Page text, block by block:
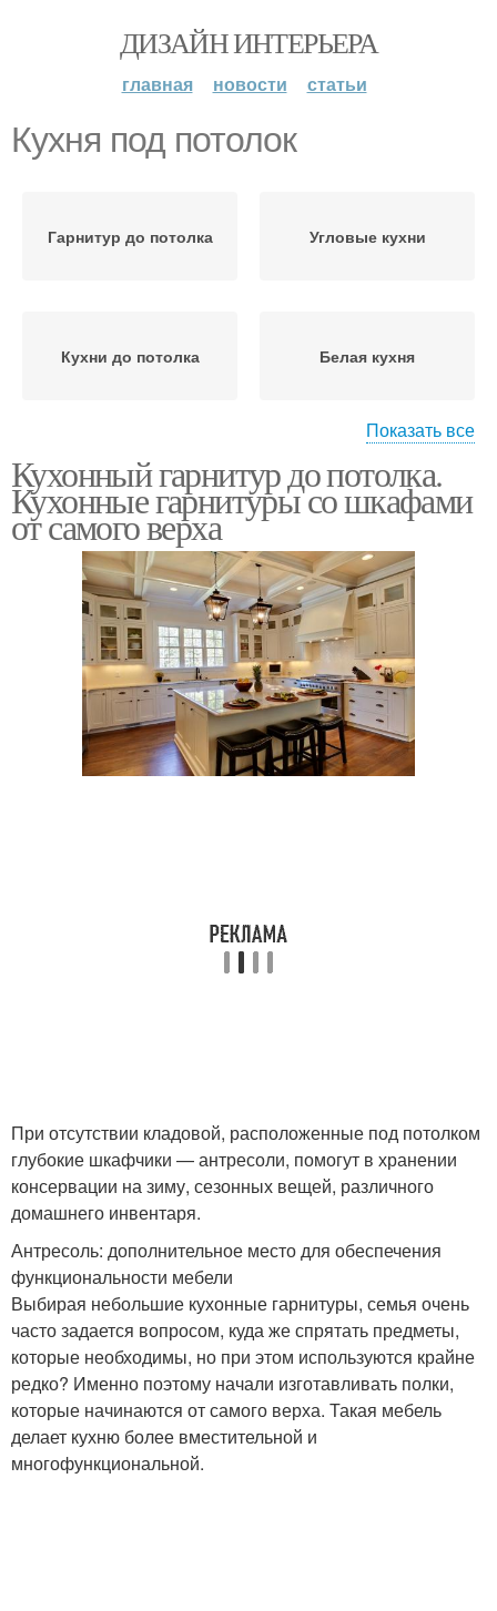
ДИЗАЙН ИНТЕРЬЕРА
главная новости статьи
Кухня под потолок
Гарнитур до потолка Угловые кухни
Кухни до потолка Белая кухня
Кухня до потолка Натяжной потолок
Показать все
Кухонный гарнитур до потолка.
Кухонные гарнитуры со шкафами
от самого верха
При отсутствии кладовой, расположенные под потолком
глубокие шкафчики — антресоли, помогут в хранении
консервации на зиму, сезонных вещей, различного
домашнего инвентаря.
Антресоль: дополнительное место для обеспечения
функциональности мебели
Выбирая небольшие кухонные гарнитуры, семья очень
часто задается вопросом, куда же спрятать предметы,
которые необходимы, но при этом используются крайне
редко? Именно поэтому начали изготавливать полки,
которые начинаются от самого верха. Такая мебель
делает кухню более вместительной и
многофункциональной.